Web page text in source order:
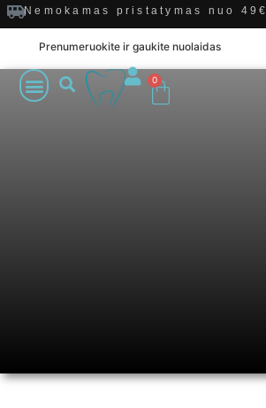
Nemokamas pristatymas nuo 49€
Prenumeruokite ir gaukite nuolaidas
0